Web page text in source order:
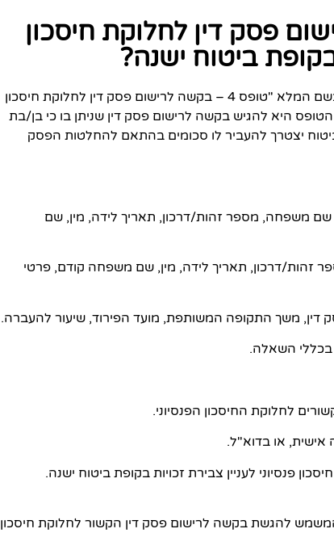
לרישום פסק דין לחלוקת חיסכון
בקופת ביטוח ישנה?
הטופס הנתון הוא טופס 4 של חברת הביטוח "איילון", בשם המלא "טופס 4 – בקשה לרישום פסק דין לחלוקת חיסכון
הטופס היא להגיש בקשה לרישום פסק דין שניתן בו כי בן/בת
יצטרך להעביר לו סכומים בהתאם להחלטות הפסק
משפחה, מספר זהות/דרכון, תאריך לידה, מין, שם
זהות/דרכון, תאריך לידה, מין, שם משפחה קודם, פרטי
אישית, או בדוא"ל.
"איילון", המשמש להגשת בקשה לרישום פסק דין הקשור לחלוקת חיסכון